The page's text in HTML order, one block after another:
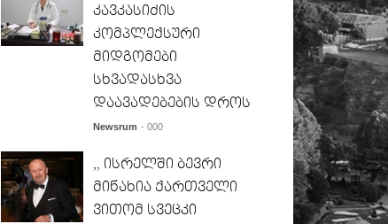
კავკასიძის
კომპლექსური
მიდგომები
სხვადასხვა
დაავადებების დროს
Newsrum - 000
,, ისრელში ბევრი
მინახია ქართველი
ვითომ სვეცკი